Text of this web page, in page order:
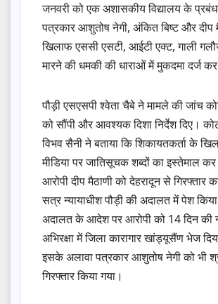
जनवरी को एक अशासकीय विद्यालय के
पत्रकार आशुतोष नेगी, अंकित बिष्ट और दीप
खिलाफ एससी एसटी, आईटी एक्ट, गाली
मारने की धमकी की धाराओं में मुकदमा दर्ज
पौड़ी एसएसपी श्वेता चैबे ने मामले की जांच
को सौंपी और आवश्यक दिशा निर्देश दिए।
विभव सैनी ने बताया कि शिकायतकर्ता के
मीडिया पर जातिसूचक शब्दों का इस्तेमाल
आरोपी दीप मैठाणी को देहरादून से गिरफ्तार
सत्र न्यायाधीश पौड़ी की अदालत में पेश
अदालत के आदेश पर आरोपी को 14 दिन की
अभिरक्षा में जिला कारागार खांड्यूसैंण भेज
इसके अलावा पत्रकार आशुतोष नेगी को भी
गिरफ्तार किया गया।